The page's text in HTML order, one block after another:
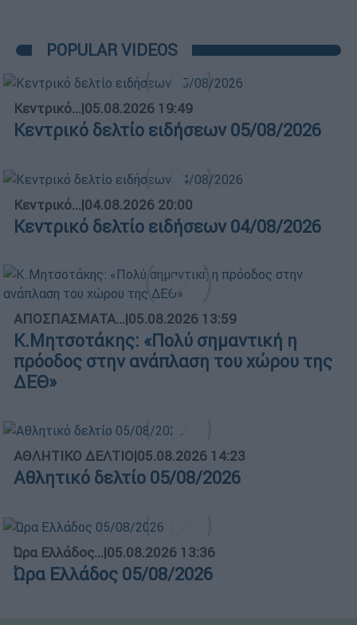
POPULAR VIDEOS
Κεντρικό...|05.08.2026 19:49
Κεντρικό δελτίο ειδήσεων 05/08/2026
Κεντρικό...|04.08.2026 20:00
Κεντρικό δελτίο ειδήσεων 04/08/2026
ΑΠΟΣΠΑΣΜΑΤΑ...|05.08.2026 13:59
Κ.Μητσοτάκης: «Πολύ σημαντική η
πρόοδος στην ανάπλαση του χώρου της
ΔΕΘ»
ΑΘΛΗΤΙΚΟ ΔΕΛΤΙΟ|05.08.2026 14:23
Αθλητικό δελτίο 05/08/2026
Ώρα Ελλάδος...|05.08.2026 13:36
Ώρα Ελλάδος 05/08/2026